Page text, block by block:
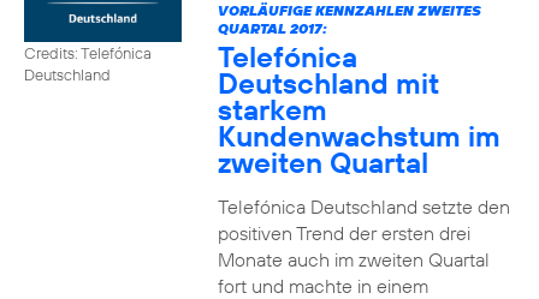
Credits: Telefónica
Deutschland
VORLÄUFIGE KENNZAHLEN ZWEITES
QUARTAL 2017:
Telefónica
Deutschland mit
starkem
Kundenwachstum im
zweiten Quartal
Telefónica Deutschland setzte den
positiven Trend der ersten drei
Monate auch im zweiten Quartal
fort und machte in einem